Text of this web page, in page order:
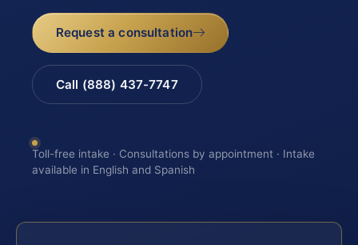
Request a consultation
Call (888) 437-7747
Toll-free intake · Consultations by appointment · Intake
available in English and Spanish